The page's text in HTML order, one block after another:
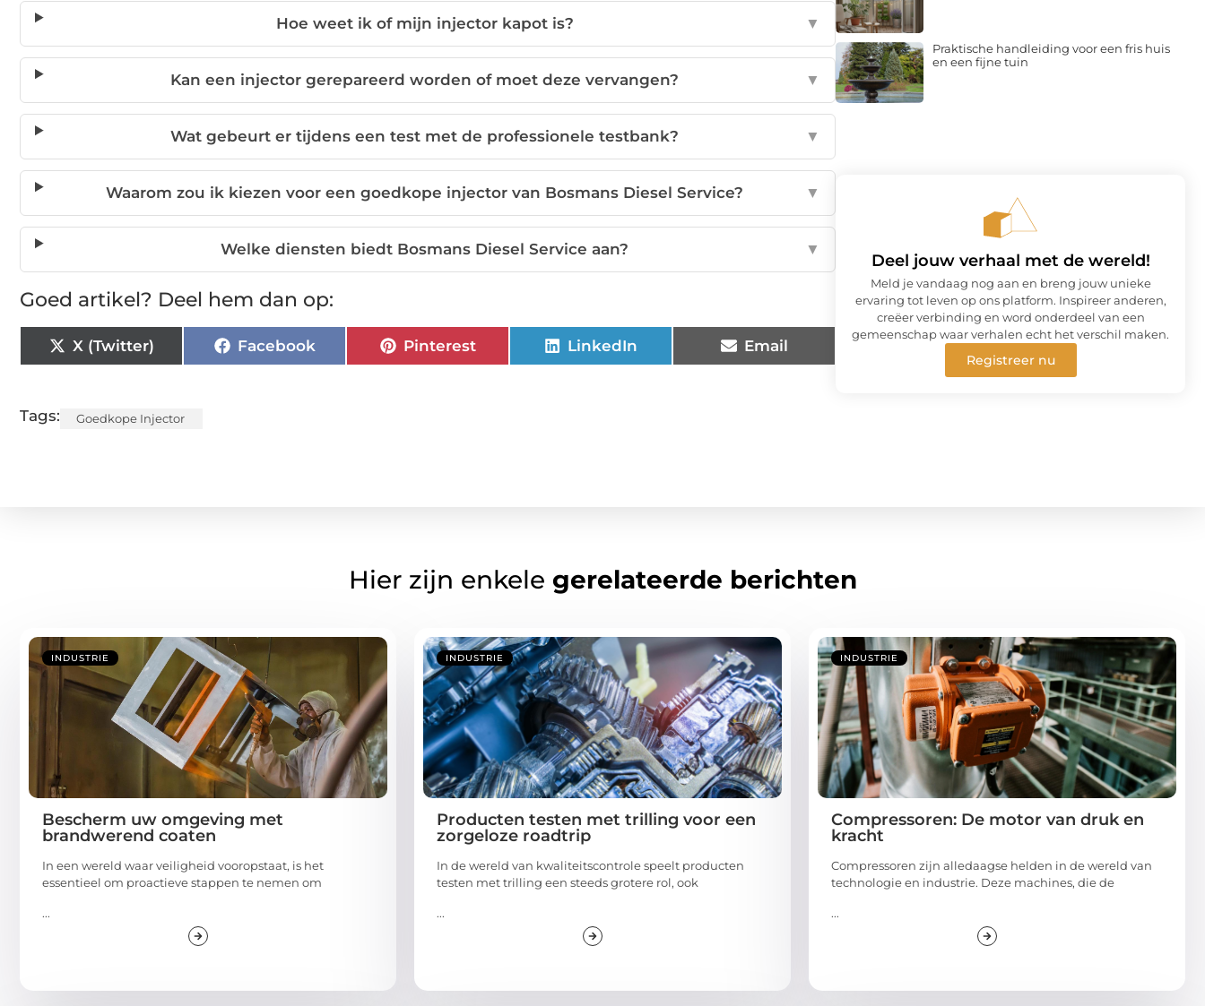
Hoe weet ik of mijn injector kapot is? ▼
Kan een injector gerepareerd worden of moet deze vervangen? ▼
Wat gebeurt er tijdens een test met de professionele testbank? ▼
Waarom zou ik kiezen voor een goedkope injector van Bosmans Diesel Service? ▼
Welke diensten biedt Bosmans Diesel Service aan? ▼
Goed artikel? Deel hem dan op:
X (Twitter) Facebook Pinterest LinkedIn Email
Tags: Goedkope Injector
Praktische handleiding voor een fris huis
en een fijne tuin
Deel jouw verhaal met de wereld!
Meld je vandaag nog aan en breng jouw unieke
ervaring tot leven op ons platform. Inspireer anderen,
creëer verbinding en word onderdeel van een
gemeenschap waar verhalen echt het verschil maken.
Registreer nu
Hier zijn enkele gerelateerde berichten
INDUSTRIE
Bescherm uw omgeving met
brandwerend coaten
In een wereld waar veiligheid vooropstaat, is het
essentieel om proactieve stappen te nemen om
...
INDUSTRIE
Producten testen met trilling voor een
zorgeloze roadtrip
In de wereld van kwaliteitscontrole speelt producten
testen met trilling een steeds grotere rol, ook
...
INDUSTRIE
Compressoren: De motor van druk en
kracht
Compressoren zijn alledaagse helden in de wereld van
technologie en industrie. Deze machines, die de
...